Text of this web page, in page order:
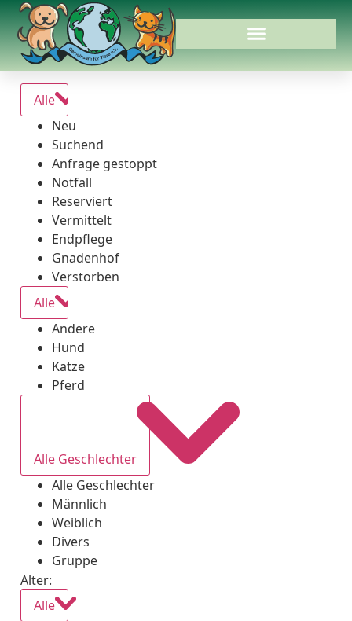
Alle
Neu
Suchend
Anfrage gestoppt
Notfall
Reserviert
Vermittelt
Endpflege
Gnadenhof
Verstorben
Alle
Andere
Hund
Katze
Pferd
Alle Geschlechter
Alle Geschlechter
Männlich
Weiblich
Divers
Gruppe
Alter:
Alle